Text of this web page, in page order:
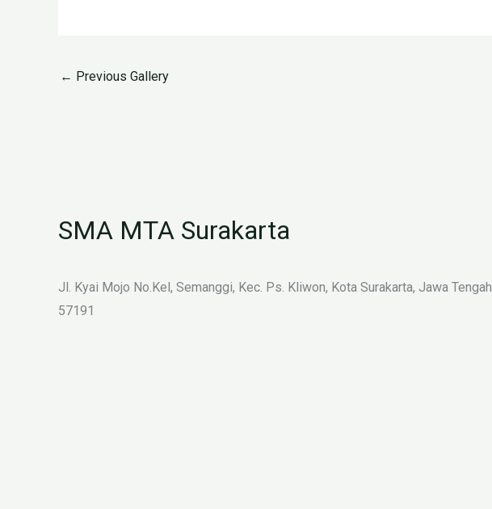
← Previous Gallery
SMA MTA Surakarta
Jl. Kyai Mojo No.Kel, Semanggi, Kec. Ps. Kliwon, Kota Surakarta, Jawa Tengah
57191